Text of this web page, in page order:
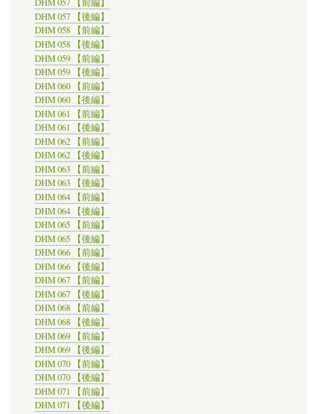
DHM 057 【前編】
DHM 057 【後編】
DHM 058 【前編】
DHM 058 【後編】
DHM 059 【前編】
DHM 059 【後編】
DHM 060 【前編】
DHM 060 【後編】
DHM 061 【前編】
DHM 061 【後編】
DHM 062 【前編】
DHM 062 【後編】
DHM 063 【前編】
DHM 063 【後編】
DHM 064 【前編】
DHM 064 【後編】
DHM 065 【前編】
DHM 065 【後編】
DHM 066 【前編】
DHM 066 【後編】
DHM 067 【前編】
DHM 067 【後編】
DHM 068 【前編】
DHM 068 【後編】
DHM 069 【前編】
DHM 069 【後編】
DHM 070 【前編】
DHM 070 【後編】
DHM 071 【前編】
DHM 071 【後編】